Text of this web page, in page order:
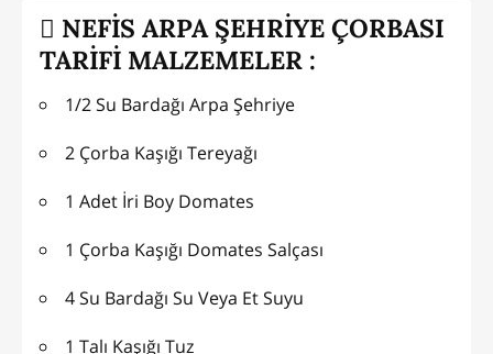
NEFİS ARPA ŞEHRİYE ÇORBASI
TARİFİ MALZEMELER :
1/2 Su Bardağı Arpa Şehriye
2 Çorba Kaşığı Tereyağı
1 Adet İri Boy Domates
1 Çorba Kaşığı Domates Salçası
4 Su Bardağı Su Veya Et Suyu
1 Talı Kaşığı Tuz